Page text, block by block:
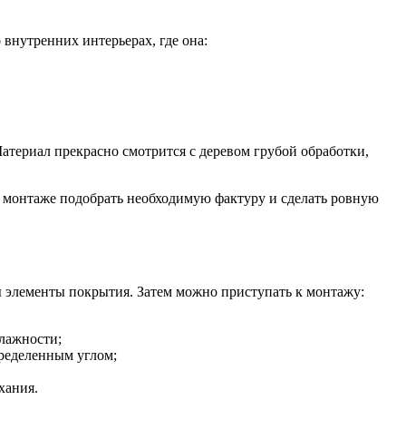
интерьерах, где она:
прекрасно смотрится с деревом грубой обработки,
подобрать необходимую фактуру и сделать ровную
элементы покрытия. Затем можно приступать к монтажу:
углом;